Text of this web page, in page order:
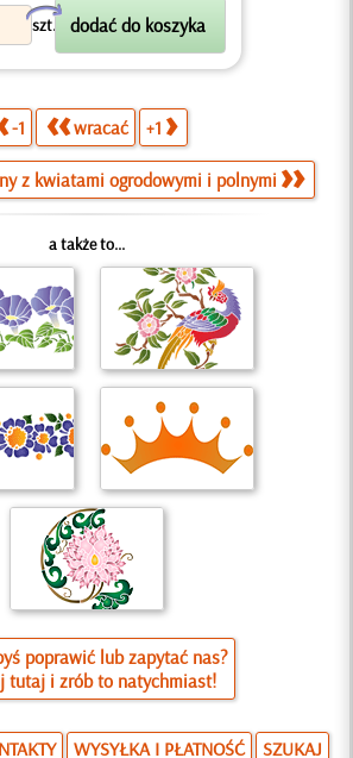
szt.
X
-1 wracać +1
z kwiatami ogrodowymi i polnymi
a także to...
poprawić lub zapytać nas?
tutaj i zrób to natychmiast!
WYSYŁKA I PŁATNOŚĆ SZUKAJ